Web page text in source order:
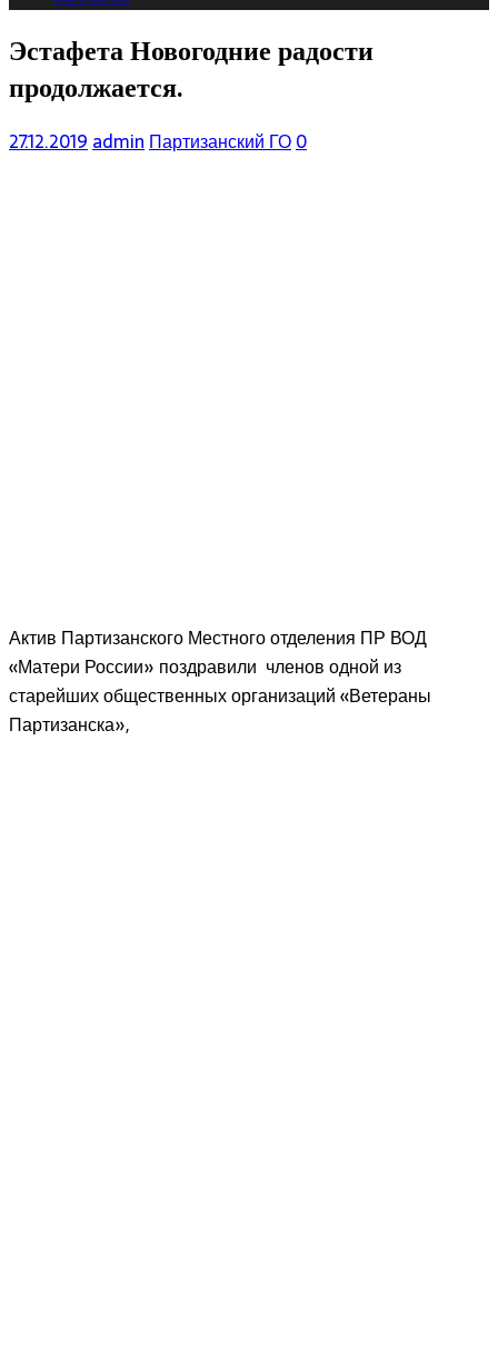
Эстафета Новогодние радости
продолжается.
27.12.2019adminПартизанский ГО0
Актив Партизанского Местного отделения ПР ВОД
«Матери России» поздравили членов одной из
старейших общественных организаций «Ветераны
Партизанска»,